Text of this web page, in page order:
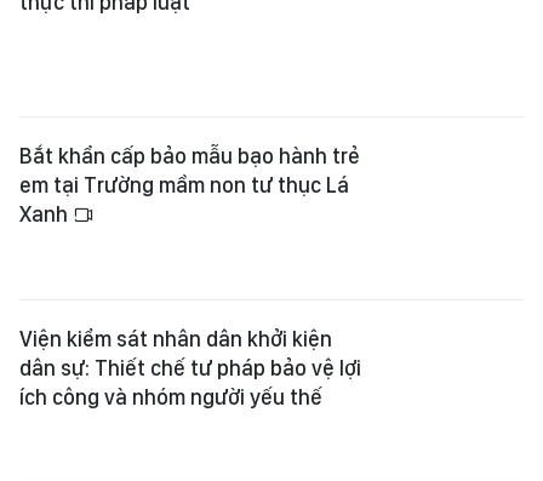
Bắt khẩn cấp bảo mẫu bạo hành trẻ
em tại Trường mầm non tư thục Lá
Xanh
Viện kiểm sát nhân dân khởi kiện
dân sự: Thiết chế tư pháp bảo vệ lợi
ích công và nhóm người yếu thế